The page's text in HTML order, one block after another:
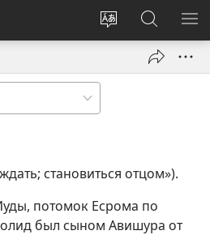
Изменить
Войти
(открывается
окне)
Поиск
по
jw.org
становиться отцом»).
потомок Есрома по
был сыном Авишура от